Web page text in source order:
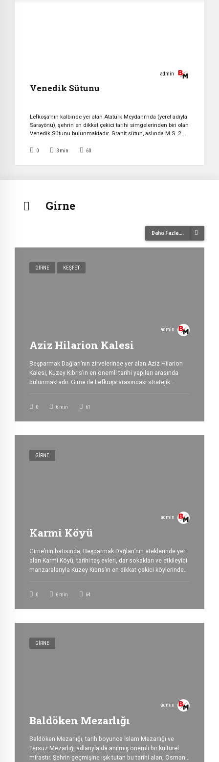
admin
Venedik Sütunu
Lefkoşa’nın kalbinde yer alan Atatürk Meydanı’nda (yerel adıyla
Sarayönü), şehrin en dikkat çekici tarihi simgelerinden biri olan
Venedik Sütunu bulunmaktadır. Granit sütun, aslında M.S. 2.
alınmış ve 1489 yılında Venedik yönetiminin adadaki
nedenle sütun çoğu zaman doğrudan Venediklilere ait bir eser
0 3 min 60
Girne
Daha Fazla….
GIRNE KEŞFET
admin
Aziz Hilarion Kalesi
Beşparmak Dağları’nın zirvelerinde yer alan Aziz Hilarion
Kalesi, Kuzey Kıbrıs’ın en önemli tarihi yapıları arasında
bulunmaktadır. Girne ile Lefkoşa arasındaki stratejik
ilgisini çekmektedir. Deniz seviyesinden yaklaşık 732
0 6 min 61
GIRNE
admin
Karmi Köyü
Girne’nin batısında, Beşparmak Dağları’nın eteklerinde yer
alan Karmi Köyü, tarihi taş evleri, dar sokakları ve etkileyici
manzaralarıyla Kuzey Kıbrıs’ın en dikkat çekici köylerinden
yıl boyunca yerli ve yabancı ziyaretçilerin ilgisini
0 6 min 64
GIRNE
admin
Baldöken Mezarlığı
Baldöken Mezarlığı, tarih boyunca İslam Mezarlığı ve
Tersüz Mezarlığı adlarıyla da anılmış önemli bir kültürel
mirastır. Şehrin geçmişine ışık tutan bu tarihi alan, Osmanlı